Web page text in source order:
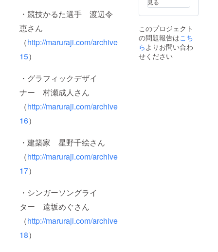
・競技かるた選手 渡辺令
恵さん
（http://maruraji.com/archive
15）
・グラフィックデザイ
ナー 村瀬成人さん
（http://maruraji.com/archive
16）
・建築家 星野千絵さん
（http://maruraji.com/archive
17）
・シンガーソングライ
ター 遠坂めぐさん
（http://maruraji.com/archive
18）
見る
このプロジェクト
の問題報告はこち
らよりお問い合わ
せください